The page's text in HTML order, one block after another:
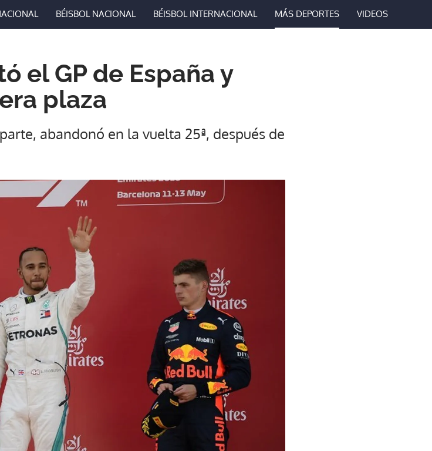
BÉISBOL NACIONAL BÉISBOL INTERNACIONAL MÁS DEPORTES VIDEOS
el GP de España y
plaza
abandonó en la vuelta 25ª, después de